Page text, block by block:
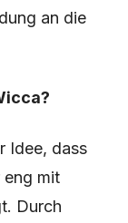
an die
Idee, dass
eng mit
Durch